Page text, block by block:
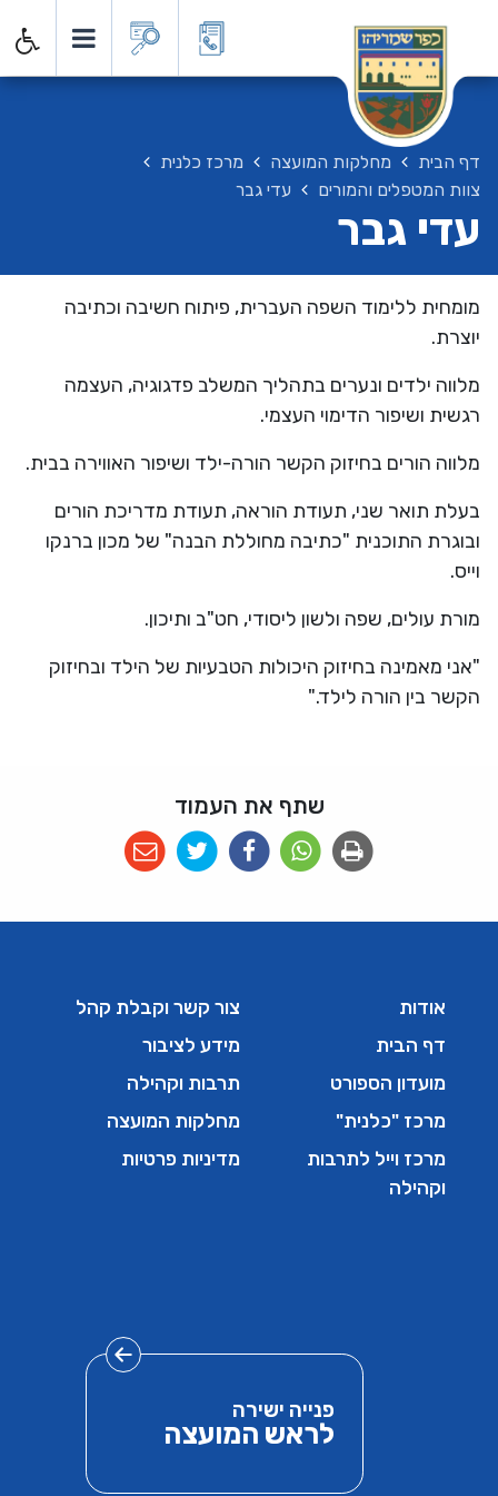
דף הבית מחלקות המועצה
מרכז כלנית
צוות המטפלים והמורים
עדי גבר
עדי גבר
מומחית ללימוד השפה העברית, פיתוח חשיבה וכתיבה
יוצרת.
מלווה ילדים ונערים בתהליך המשלב פדגוגיה, העצמה
רגשית ושיפור הדימוי העצמי.
מלווה הורים בחיזוק הקשר הורה-ילד ושיפור האווירה בבית.
בעלת תואר שני, תעודת הוראה, תעודת מדריכת הורים
ובוגרת התוכנית "כתיבה מחוללת הבנה" של מכון ברנקו
וייס.
מורת עולים, שפה ולשון ליסודי, חט"ב ותיכון.
"אני מאמינה בחיזוק היכולות הטבעיות של הילד ובחיזוק
הקשר בין הורה לילד."
שתף את העמוד
אודות
דף הבית
מועדון הספורט
מרכז "כלנית"
מרכז וייל לתרבות
וקהילה
צור קשר וקבלת קהל
מידע לציבור
תרבות וקהילה
מחלקות המועצה
מדיניות פרטיות
פנייה ישירה
לראש המועצה